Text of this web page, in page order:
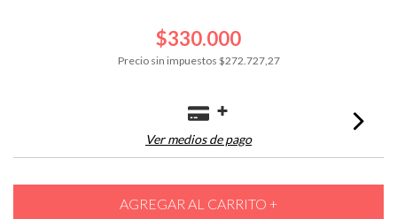
$330.000
Precio sin impuestos $272.727,27
Ver medios de pago